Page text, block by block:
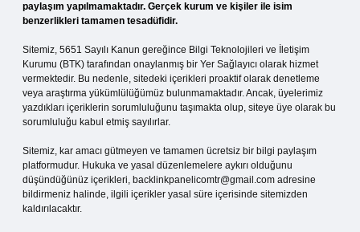
paylaşım yapılmamaktadır. Gerçek kurum ve kişiler ile isim
benzerlikleri tamamen tesadüfidir.
Sitemiz, 5651 Sayılı Kanun gereğince Bilgi Teknolojileri ve İletişim
Kurumu (BTK) tarafından onaylanmış bir Yer Sağlayıcı olarak hizmet
vermektedir. Bu nedenle, sitedeki içerikleri proaktif olarak denetleme
veya araştırma yükümlülüğümüz bulunmamaktadır. Ancak, üyelerimiz
yazdıkları içeriklerin sorumluluğunu taşımakta olup, siteye üye olarak bu
sorumluluğu kabul etmiş sayılırlar.
Sitemiz, kar amacı gütmeyen ve tamamen ücretsiz bir bilgi paylaşım
platformudur. Hukuka ve yasal düzenlemelere aykırı olduğunu
düşündüğünüz içerikleri, backlinkpanelicomtr@gmail.com adresine
bildirmeniz halinde, ilgili içerikler yasal süre içerisinde sitemizden
kaldırılacaktır.